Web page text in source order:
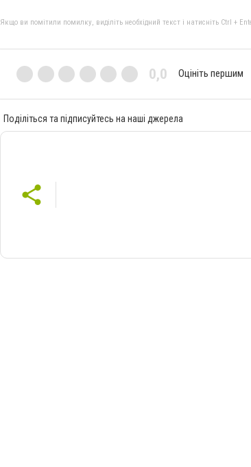
Якщо ви помітили помилку, виділіть необхідний текст і натисніть Ctrl +
0,0 Оцініть першим
Поділіться та підписуйтесь на наші джерела